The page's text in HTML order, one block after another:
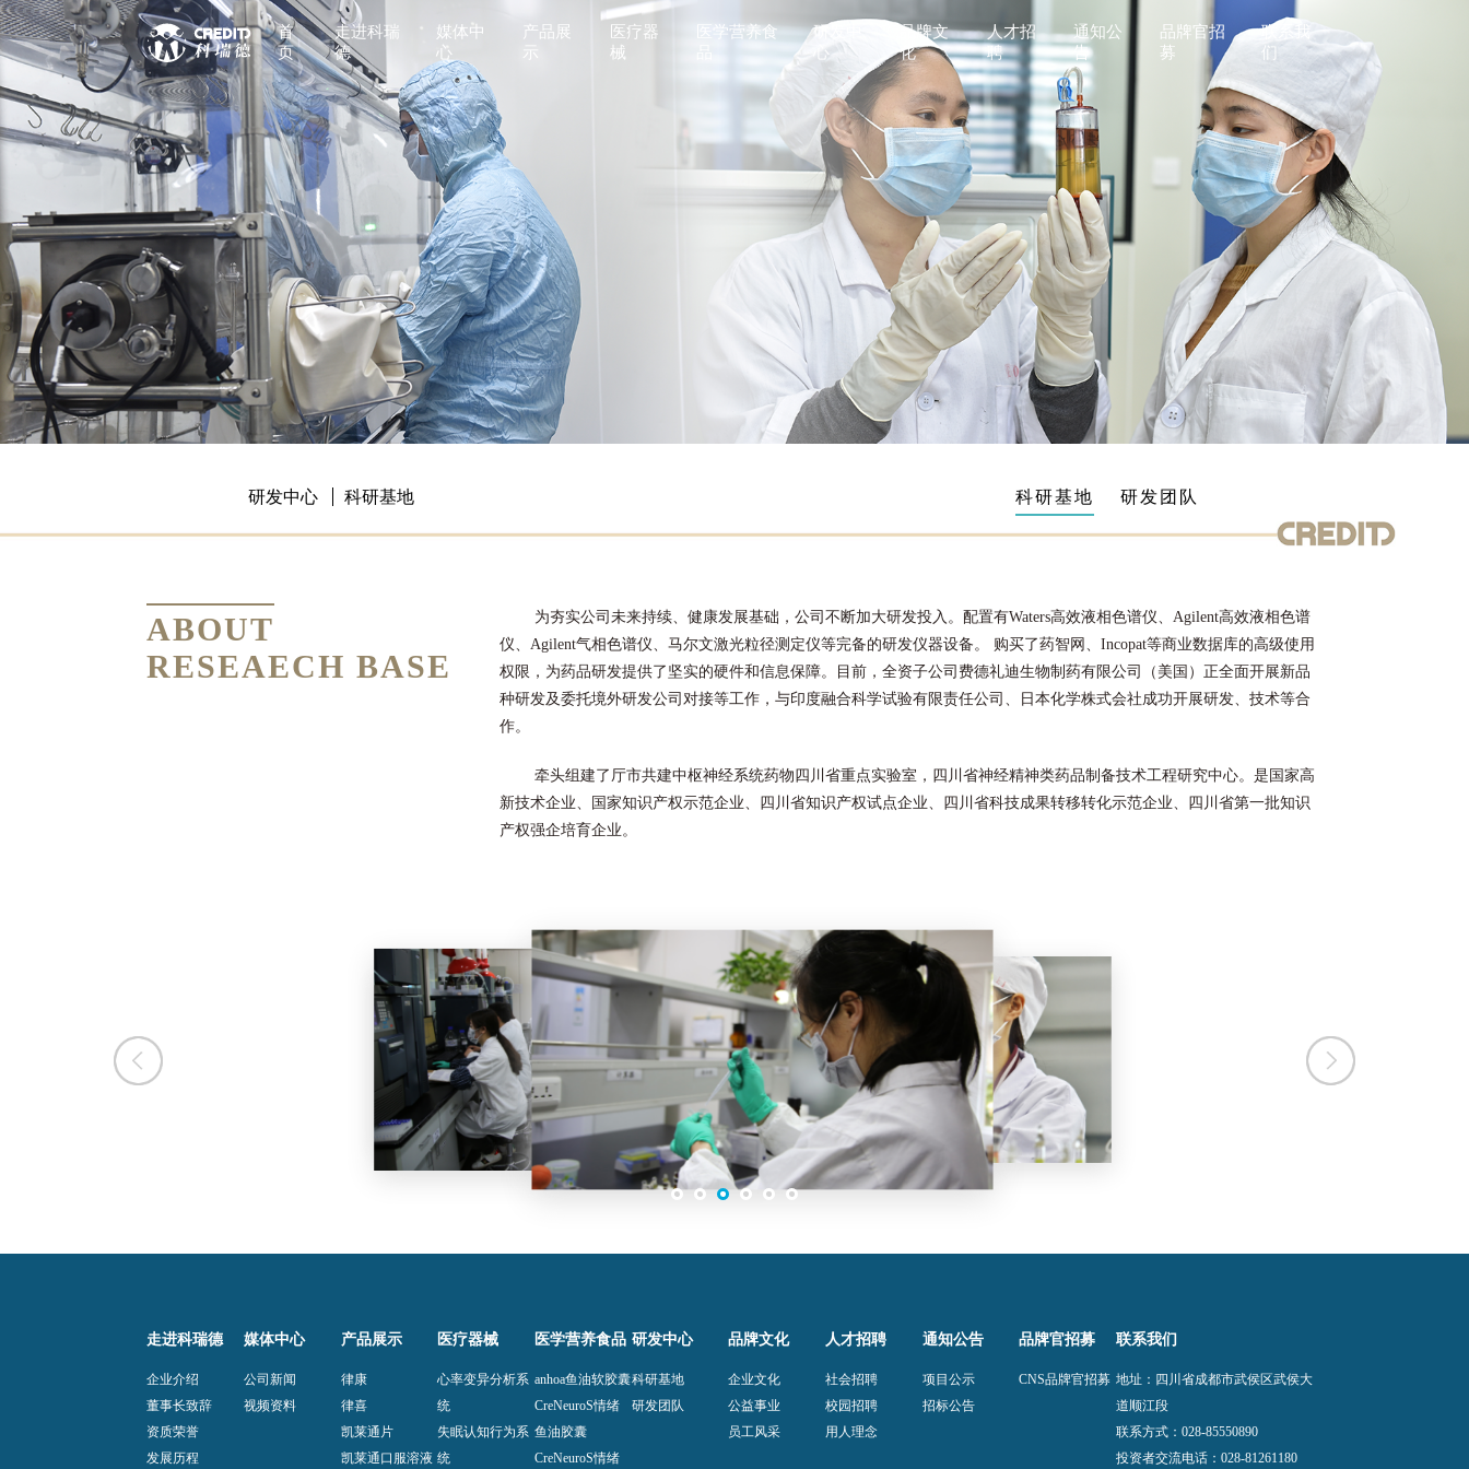
首
页
走进科瑞
德
媒体中
心
产品展
示
医疗器
械
医学营养食
研发中
心
品牌文
化
人才招
聘
通知公
告
品牌官招
募
联系我
们
研发中心 科研基地 科研基地 研发团队
ABOUT
RESEAECH BASE
为夯实公司未来持续、健康发展基础，公司不断加大研发投入。配置有Waters高效液相色谱仪、Agilent高效液相色谱
仪、Agilent气相色谱仪、马尔文激光粒径测定仪等完备的研发仪器设备。 购买了药智网、Incopat等商业数据库的高级使用
权限，为药品研发提供了坚实的硬件和信息保障。目前，全资子公司费德礼迪生物制药有限公司（美国）正全面开展新品
种研发及委托境外研发公司对接等工作，与印度融合科学试验有限责任公司、日本化学株式会社成功开展研发、技术等合
作。
牵头组建了厅市共建中枢神经系统药物四川省重点实验室，四川省神经精神类药品制备技术工程研究中心。是国家高
新技术企业、国家知识产权示范企业、四川省知识产权试点企业、四川省科技成果转移转化示范企业、四川省第一批知识
产权强企培育企业。
走进科瑞德
企业介绍
董事长致辞
资质荣誉
发展历程
媒体中心
公司新闻
视频资料
产品展示
律康
律喜
凯莱通片
凯莱通口服溶液
医疗器械
心率变异分析系
统
失眠认知行为系
统
医学营养食品
anhoa鱼油软胶囊
CreNeuroS情绪
鱼油胶囊
CreNeuroS情绪
研发中心
科研基地
研发团队
品牌文化
企业文化
公益事业
员工风采
人才招聘
社会招聘
校园招聘
用人理念
通知公告
项目公示
招标公告
品牌官招募
CNS品牌官招募
联系我们
地址：四川省成都市武侯区武侯大
道顺江段
联系方式： 028-85550890
投资者交流电话： 028-81261180